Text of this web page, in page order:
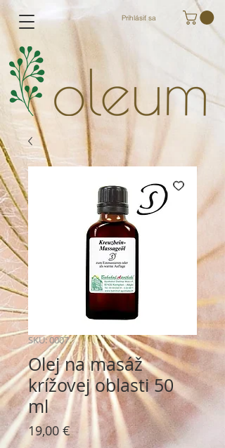
Prihlásiť sa
SKU: 0007
Olej na masáž
krížovej oblasti 50
ml
19,00 €Price